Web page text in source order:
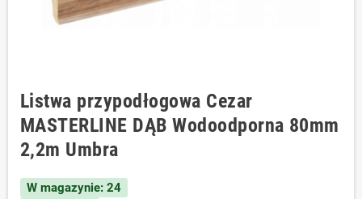
Listwa przypodłogowa Cezar
MASTERLINE DĄB Wodoodporna 80mm
2,2m Umbra
W magazynie: 24